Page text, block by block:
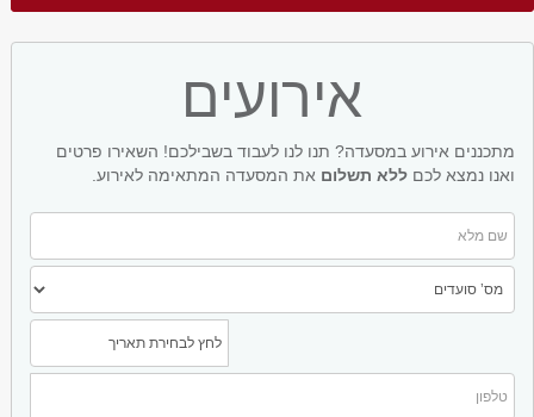
אירועים
מתכננים אירוע במסעדה? תנו לנו לעבוד בשבילכם! השאירו פרטים
ואנו נמצא לכם ללא תשלום את המסעדה המתאימה לאירוע.